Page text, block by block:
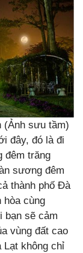
(Ảnh sưu tầm)
đây, đó là đi
đêm trăng
sương đêm
thành phố Đà
hòa cùng
bạn sẽ cảm
vùng đất cao
không chỉ